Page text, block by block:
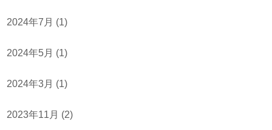
2024年7月 (1)
2024年5月 (1)
2024年3月 (1)
2023年11月 (2)